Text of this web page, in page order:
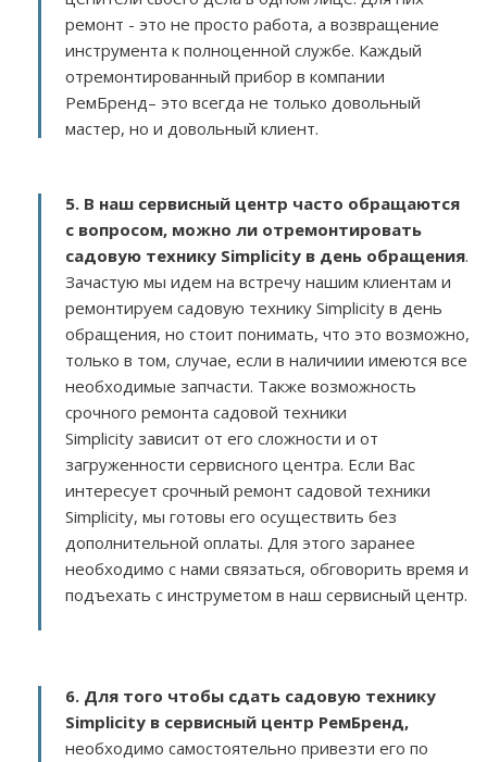
ремонт - это не просто работа, а возвращение
инструмента к полноценной службе. Каждый
отремонтированный прибор в компании
РемБренд– это всегда не только довольный
мастер, но и довольный клиент.
5. В наш сервисный центр часто обращаются
с вопросом, можно ли отремонтировать
садовую технику Simplicity в день обращения.
Зачастую мы идем на встречу нашим клиентам и
ремонтируем садовую технику Simplicity в день
обращения, но стоит понимать, что это возможно,
только в том, случае, если в наличиии имеются все
необходимые запчасти. Также возможность
срочного ремонта садовой техники
Simplicity зависит от его сложности и от
загруженности сервисного центра. Если Вас
интересует срочный ремонт садовой техники
Simplicity, мы готовы его осуществить без
дополнительной оплаты. Для этого заранее
необходимо с нами связаться, обговорить время и
подъехать с инструметом в наш сервисный центр.
6. Для того чтобы сдать садовую технику
Simplicity в сервисный центр РемБренд,
необходимо самостоятельно привезти его по